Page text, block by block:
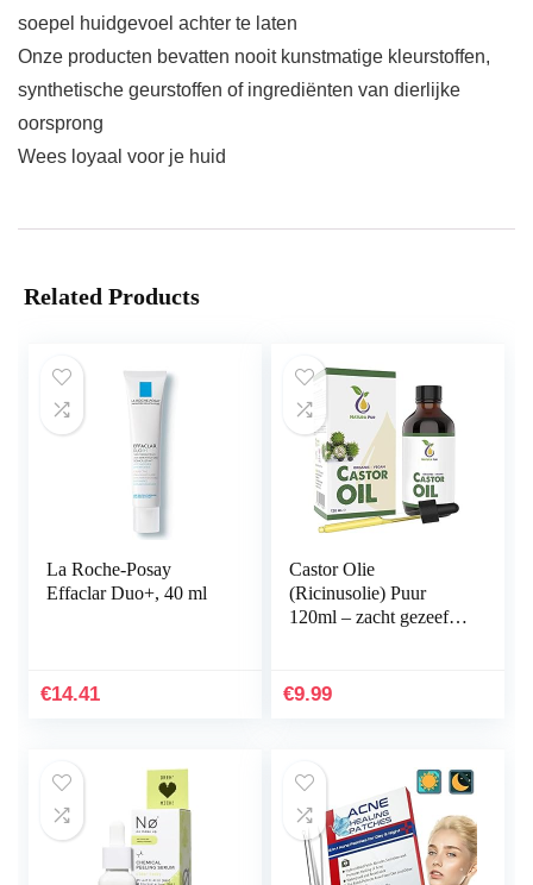
soepel huidgevoel achter te laten
Onze producten bevatten nooit kunstmatige kleurstoffen,
synthetische geurstoffen of ingrediënten van dierlijke
oorsprong
Wees loyaal voor je huid
Related Products
La Roche-Posay
Effaclar Duo+, 40 ml
€14.41
Castor Olie
(Ricinusolie) Puur
120ml – zacht gezeefd
natuurlijk serum
€9.99